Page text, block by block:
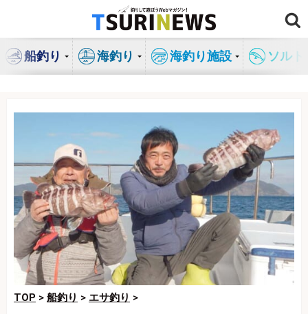
ン
船釣り 海釣り 海釣り施設 ソル
TOP > 船釣り > エサ釣り >